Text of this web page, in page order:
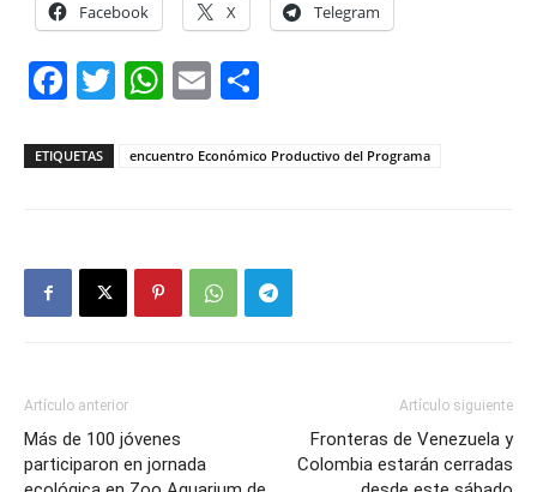
Facebook X Telegram
Facebook
Twitter
WhatsApp
Email
ETIQUETAS encuentro Económico Productivo del Programa
Artículo anterior
Más de 100 jóvenes
participaron en jornada
Artículo siguiente
Fronteras de Venezuela y
Colombia estarán cerradas